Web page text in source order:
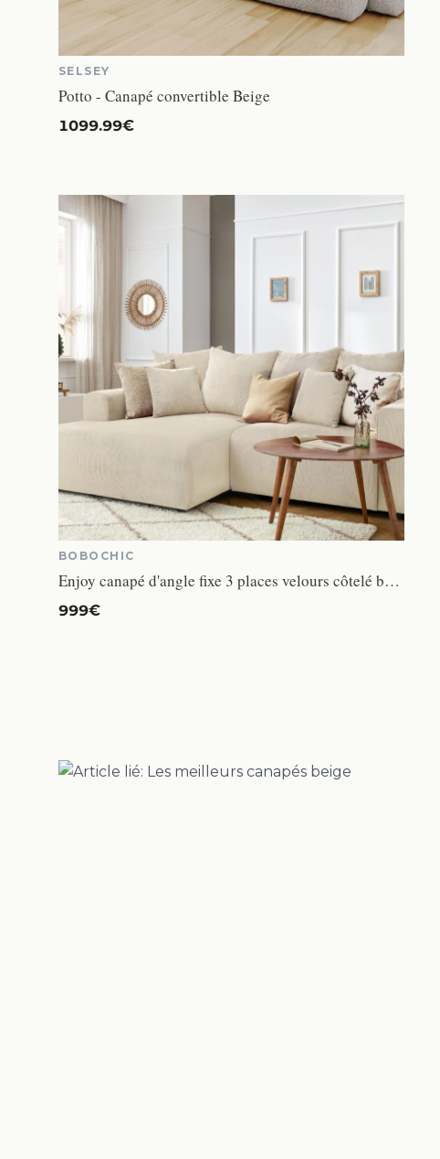
SELSEY
Potto - Canapé convertible Beige
1099.99€
BOBOCHIC
Enjoy canapé d'angle fixe 3 places velours côtelé beige angle gauche
999€